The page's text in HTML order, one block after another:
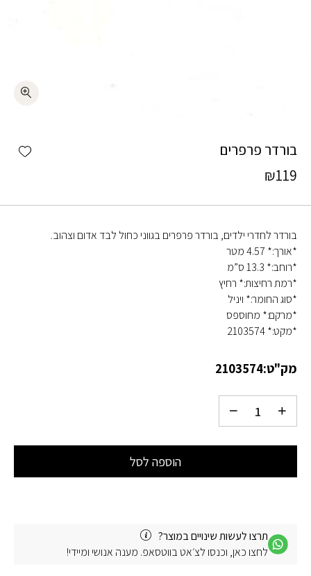
בורדר פרפרים
₪119
בורדר לחדרי ילדים, בורדר פרפרים בגווני כחול לבד אדום וצהוב.
*אורך:* 4.57 מטר
*רוחב:* 13.3 ס”מ
*רמת רחיצות:* רחיץ
*סוג החומר:* ויניל
*מרקם:* מחוספס
*מקט:* 2103574
מק"ט:2103574
הוספה לסל
תרצו לעשות שינויים במוצר?
לחצו כאן, וכנסו לצ׳אט בווטסאפ. מענה אנושי ומיידי!